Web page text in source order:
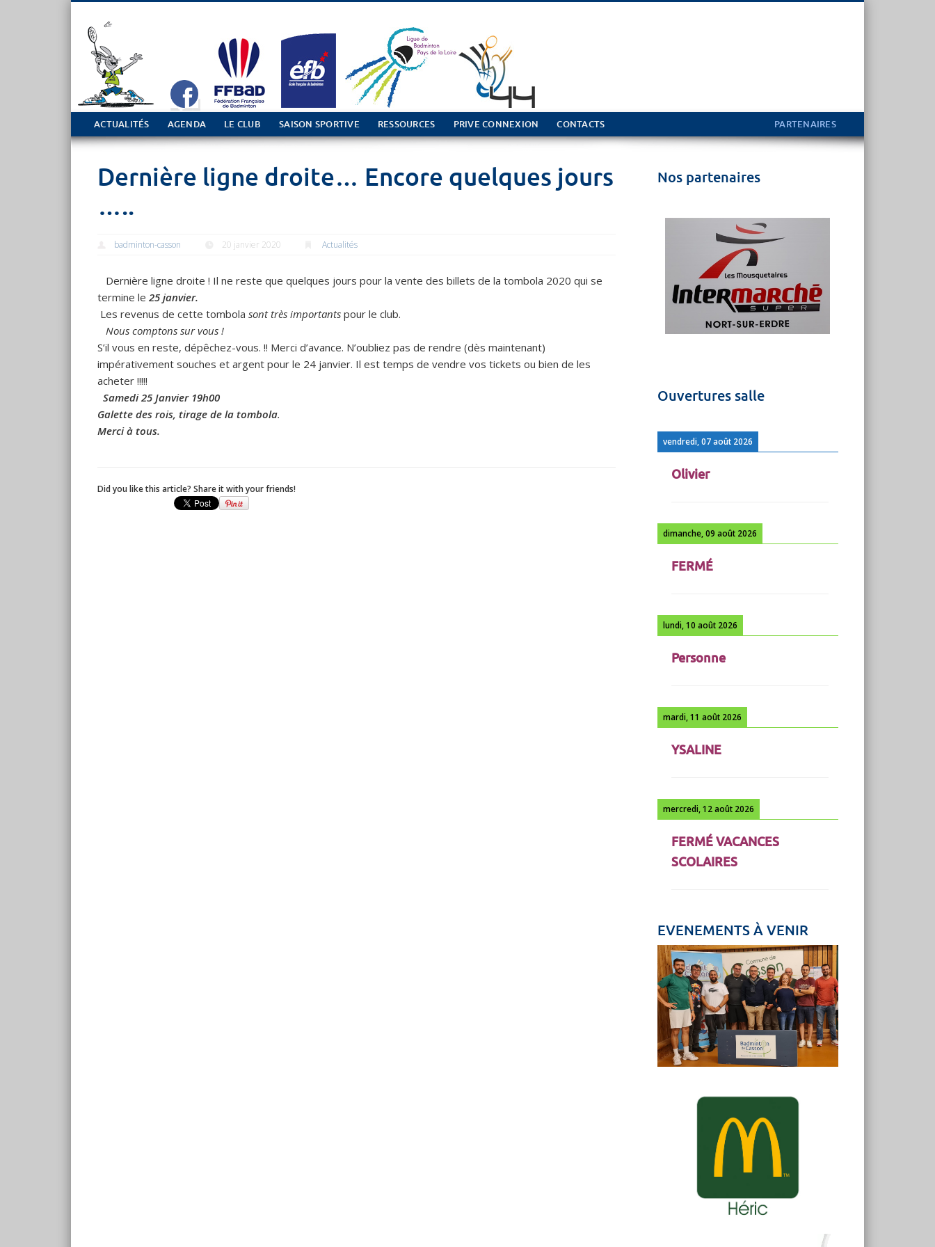
Tout sur le club de Badminton à Casson
ACTUALITÉS AGENDA LE CLUB SAISON SPORTIVE RESSOURCES PRIVE CONNEXION CONTACTS PARTENAIRES
Dernière ligne droite… Encore quelques jours
…..
badminton-casson 20 janvier 2020 Actualités
Dernière ligne droite ! Il ne reste que quelques jours pour la vente des billets de la tombola 2020 qui se
termine le25 janvier.
Les revenus de cette tombolasont très importants pour le club.
Nous comptons sur vous !
S’il vous en reste, dépêchez-vous. !! Merci d’avance. N’oubliez pas de rendre (dès maintenant)
impérativement souches et argent pour le 24 janvier. Il est temps de vendre vos tickets ou bien de les
acheter !!!!!
Samedi 25 Janvier 19h00
Galette des rois, tirage de la tombola.
Merci à tous.
Did you like this article? Share it with your friends!
Nos partenaires
Ouvertures salle
vendredi, 07 août 2026
Olivier
dimanche, 09 août 2026
FERMÉ
lundi, 10 août 2026
Personne
mardi, 11 août 2026
YSALINE
mercredi, 12 août 2026
FERMÉ VACANCES
SCOLAIRES
EVENEMENTS À VENIR